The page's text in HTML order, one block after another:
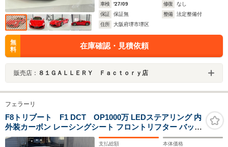
車検
'27/09 修復
なし
保証
保証無 整備
法定整備付
住所
大阪府堺市堺区
無
料
在庫確認・見積依頼
販売店： ８１ＧＡＬＬＥＲＹ Ｆａｃｔｏｒｙ店
フェラーリ
F8トリブート F1 DCT OP1000万 LEDステアリング 内
外装カーボン レーシングシート フロントリフター バック
カメラ ボディカラービアンコセルヴィノ
支払総額 本体価格